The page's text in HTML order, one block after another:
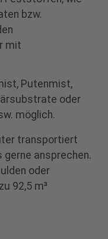
bzw.
mit
Putenmist,
oder
möglich.
transportiert
gerne ansprechen.
oder
92,5 m³